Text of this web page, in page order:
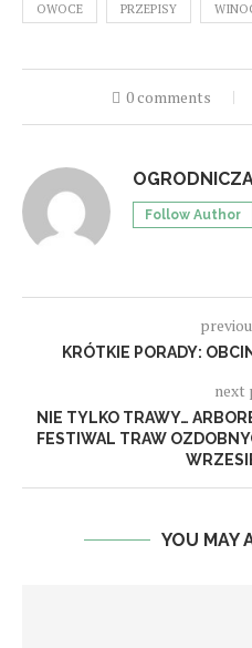
OWOCE PRZEPISY
0 comments
Follow Author
KRÓTKIE PORADY:
next
NIE TYLKO TRAWY…
FESTIWAL TRAW
YOU MAY